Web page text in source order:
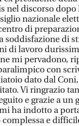
nel discorso dopo
nazionale
di
soddisfazione di
di lavoro
mi pervadono,
con
dato dal
Vi ringrazio
e grazie a un
ha indotto a
e